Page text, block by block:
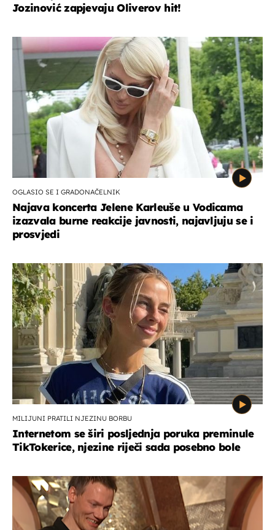
Jozinović zapjevaju Oliverov hit!
OGLASIO SE I GRADONAČELNIK
Najava koncerta Jelene Karleuše u Vodicama
izazvala burne reakcije javnosti, najavljuju se i
prosvjedi
MILIJUNI PRATILI NJEZINU BORBU
Internetom se širi posljednja poruka preminule
TikTokerice, njezine riječi sada posebno bole